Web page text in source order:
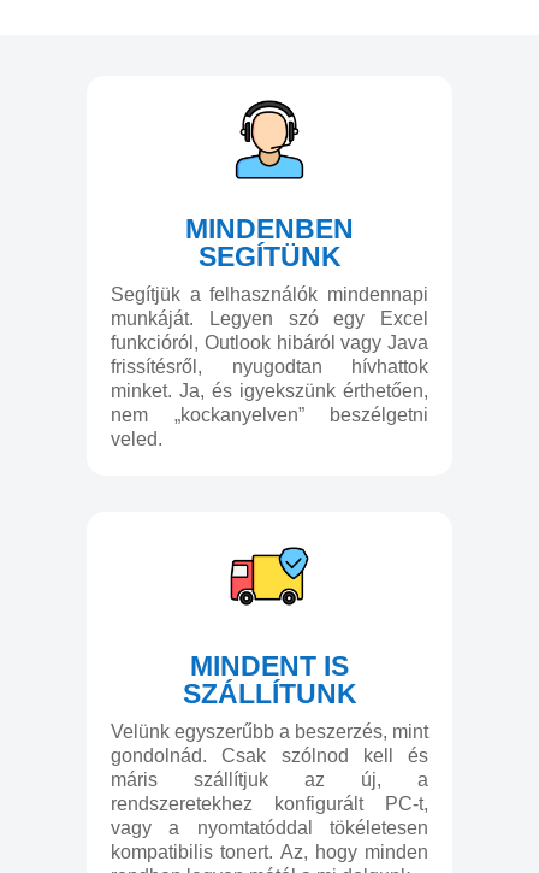
MINDENBEN
SEGÍTÜNK
Segítjük a felhasználók mindennapi
munkáját. Legyen szó egy Excel
funkcióról, Outlook hibáról vagy Java
frissítésről, nyugodtan hívhattok
minket. Ja, és igyekszünk érthetően,
nem „kockanyelven” beszélgetni
veled.
MINDENT IS
SZÁLLÍTUNK
Velünk egyszerűbb a beszerzés, mint
gondolnád. Csak szólnod kell és
máris szállítjuk az új, a
rendszeretekhez konfigurált PC-t,
vagy a nyomtatóddal tökéletesen
kompatibilis tonert. Az, hogy minden